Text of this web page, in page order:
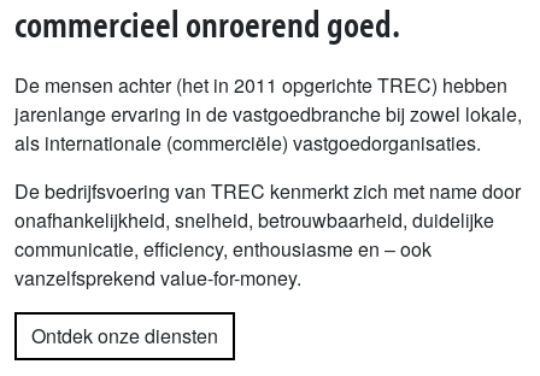
commercieel onroerend goed.
De mensen achter (het in 2011 opgerichte TREC) hebben
jarenlange ervaring in de vastgoedbranche bij zowel lokale,
als internationale (commerciële) vastgoedorganisaties.
De bedrijfsvoering van TREC kenmerkt zich met name door
onafhankelijkheid, snelheid, betrouwbaarheid, duidelijke
communicatie, efficiency, enthousiasme en – ook
vanzelfsprekend value-for-money.
Ontdek onze diensten